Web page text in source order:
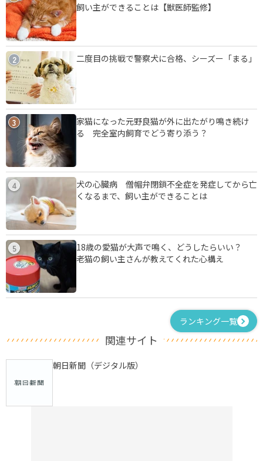
飼い主ができることは【獣医師監修】
2 二度目の挑戦で警察犬に合格、シーズー「まる」
3
家猫になった元野良猫が外に出たがり鳴き続け
る 完全室内飼育でどう寄り添う？
4
犬の心臓病 僧帽弁閉鎖不全症を発症してから亡
くなるまで、飼い主ができることは
5
18歳の愛猫が大声で鳴く、どうしたらいい？
老猫の飼い主さんが教えてくれた心構え
ランキング一覧
関連サイト
朝日新聞（デジタル版）